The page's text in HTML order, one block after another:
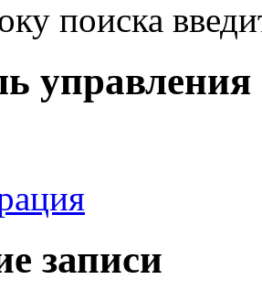
поиска
управления
записи